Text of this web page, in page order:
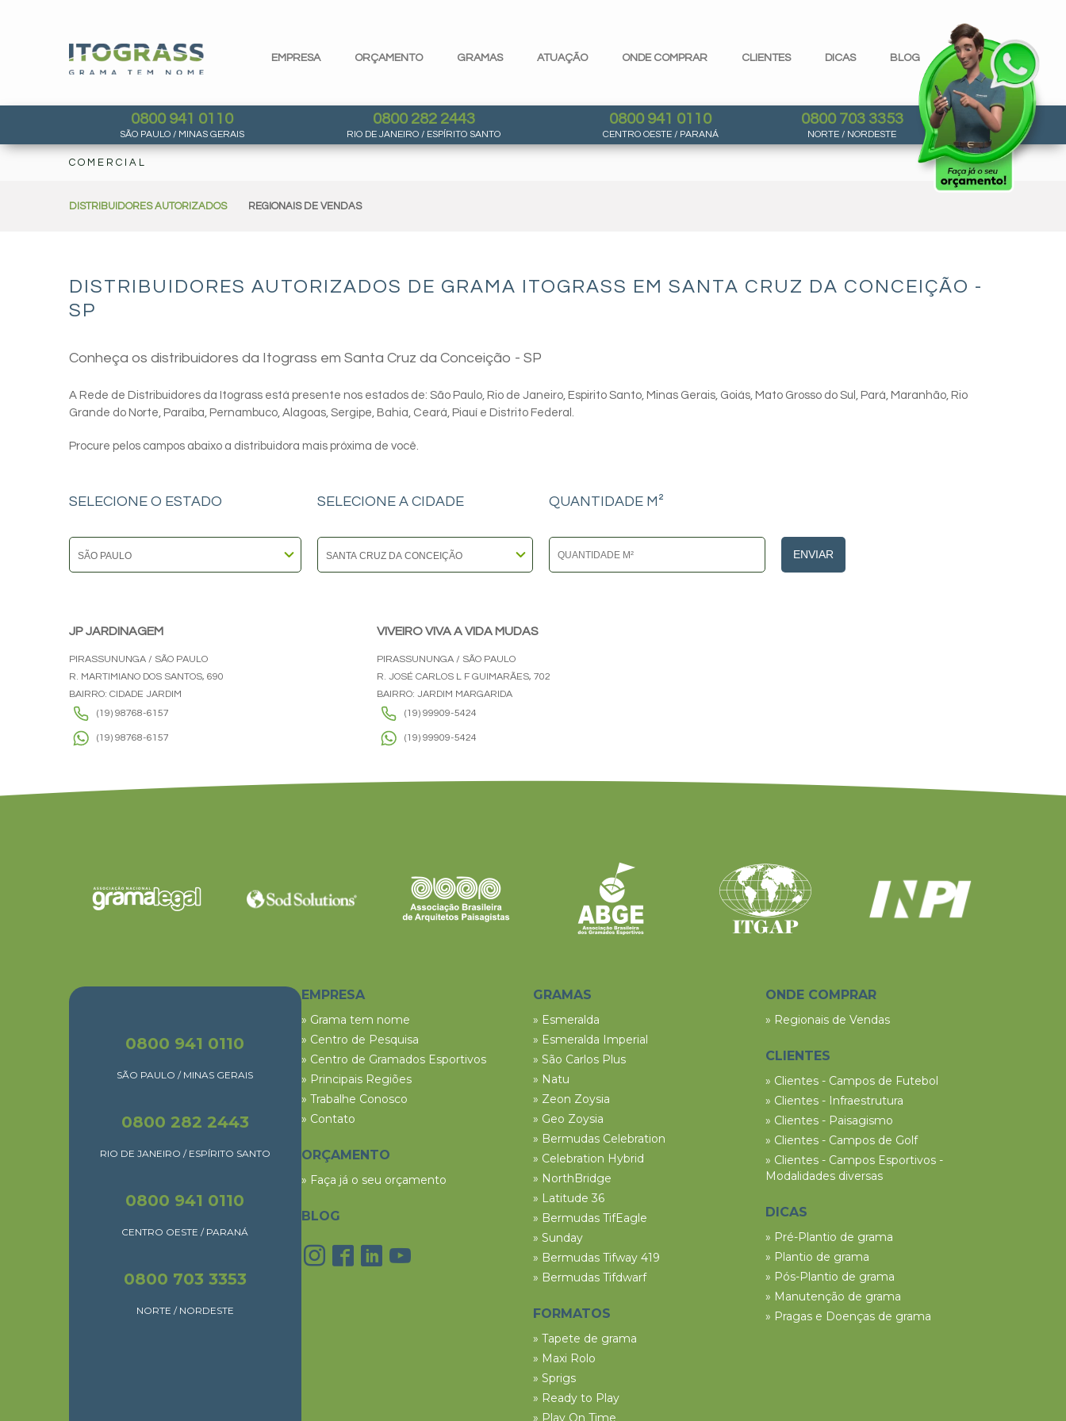
EMPRESA ORÇAMENTO GRAMAS ATUAÇÃO ONDE COMPRAR CLIENTES DICAS BLOG
0800 941 0110
SÃO PAULO / MINAS GERAIS
0800 282 2443
RIO DE JANEIRO / ESPÍRITO SANTO
0800 941 0110
CENTRO OESTE / PARANÁ
0800 703 3353
NORTE / NORDESTE
COMERCIAL
DISTRIBUIDORES AUTORIZADOS REGIONAIS DE VENDAS
DISTRIBUIDORES AUTORIZADOS DE GRAMA ITOGRASS EM SANTA CRUZ DA CONCEIÇÃO -
SP
Conheça os distribuidores da Itograss em Santa Cruz da Conceição - SP
A Rede de Distribuidores da Itograss está presente nos estados de: São Paulo, Rio de Janeiro, Espirito Santo, Minas Gerais, Goiás, Mato Grosso do Sul, Pará, Maranhão, Rio
Grande do Norte, Paraíba, Pernambuco, Alagoas, Sergipe, Bahia, Ceará, Piauí e Distrito Federal.
Procure pelos campos abaixo a distribuidora mais próxima de você.
SELECIONE O ESTADO SELECIONE A CIDADE QUANTIDADE M²
ENVIAR
JP JARDINAGEM
PIRASSUNUNGA / SÃO PAULO
R. MARTIMIANO DOS SANTOS, 690
BAIRRO: CIDADE JARDIM
(19) 98768-6157
(19) 98768-6157
VIVEIRO VIVA A VIDA MUDAS
PIRASSUNUNGA / SÃO PAULO
R. JOSÉ CARLOS L F GUIMARÃES, 702
BAIRRO: JARDIM MARGARIDA
(19) 99909-5424
(19) 99909-5424
0800 941 0110
SÃO PAULO / MINAS GERAIS
0800 282 2443
RIO DE JANEIRO / ESPÍRITO SANTO
0800 941 0110
CENTRO OESTE / PARANÁ
0800 703 3353
NORTE / NORDESTE
EMPRESA
» Grama tem nome
» Centro de Pesquisa
» Centro de Gramados Esportivos
» Principais Regiões
» Trabalhe Conosco
» Contato
ORÇAMENTO
» Faça já o seu orçamento
BLOG
GRAMAS
» Esmeralda
» Esmeralda Imperial
» São Carlos Plus
» Natu
» Zeon Zoysia
» Geo Zoysia
» Bermudas Celebration
» Celebration Hybrid
» NorthBridge
» Latitude 36
» Bermudas TifEagle
» Sunday
» Bermudas Tifway 419
» Bermudas Tifdwarf
FORMATOS
» Tapete de grama
» Maxi Rolo
» Sprigs
» Ready to Play
» Play On Time
ONDE COMPRAR
» Regionais de Vendas
CLIENTES
» Clientes - Campos de Futebol
» Clientes - Infraestrutura
» Clientes - Paisagismo
» Clientes - Campos de Golf
» Clientes - Campos Esportivos -
Modalidades diversas
DICAS
» Pré-Plantio de grama
» Plantio de grama
» Pós-Plantio de grama
» Manutenção de grama
» Pragas e Doenças de grama